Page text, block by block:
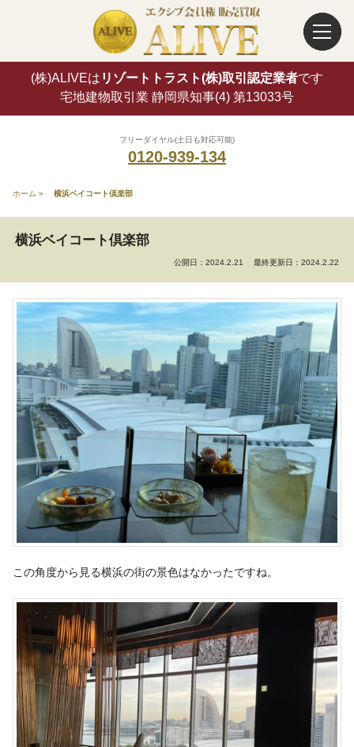
(株)ALIVEは リゾートトラスト(株)取引認定業者です
宅地建物取引業 静岡県知事(4) 第13033号
フリーダイヤル(土日も対応可能)
0120-939-134
ホーム » 横浜ベイコート倶楽部
横浜ベイコート倶楽部
公開日：2024.2.21 最終更新日：2024.2.22
この角度から見る横浜の街の景色はなかったですね。